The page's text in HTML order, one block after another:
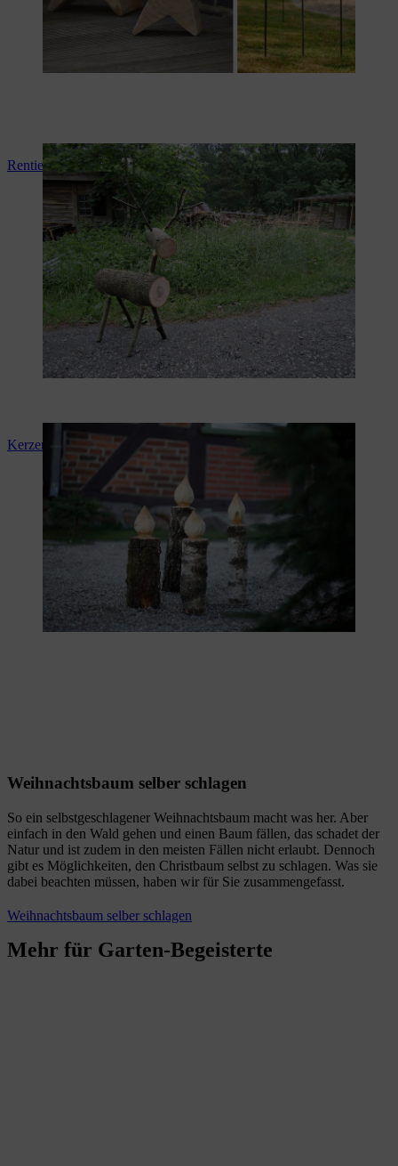
Rentier aus Holz selber bauen
Kerzen aus Holz selber machen
Weihnachtsbaum selber schlagen
So ein selbstgeschlagener Weihnachtsbaum macht was her. Aber
einfach in den Wald gehen und einen Baum fällen, das schadet der
Natur und ist zudem in den meisten Fällen nicht erlaubt. Dennoch
gibt es Möglichkeiten, den Christbaum selbst zu schlagen. Was sie
dabei beachten müssen, haben wir für Sie zusammengefasst.
Weihnachtsbaum selber schlagen
Mehr für Garten-Begeisterte